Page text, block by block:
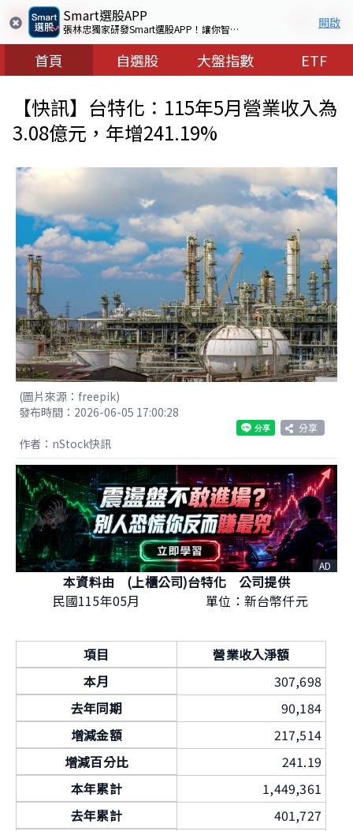
Smart選股APP
張林忠獨家研發Smart選股APP！讓你智慧看盤選出好股票 開啟
首頁 自選股 大盤指數 ETF
【快訊】台特化：115年5月營業收入為
3.08億元，年增241.19%
(圖片來源：freepik)
發布時間：2026-06-05 17:00:28
分享
作者：nStock快訊
AD
本資料由 (上櫃公司)台特化 公司提供
民國115年05月
單位：新台幣仟元
項目
營業收入淨額
本月
307,698
去年同期
90,184
增減金額
217,514
增減百分比
241.19
本年累計
1,449,361
去年累計
401,727